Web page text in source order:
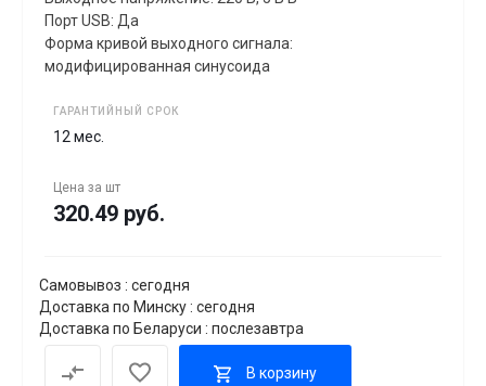
Порт USB: Да
Форма кривой выходного сигнала:
модифицированная синусоида
ГАРАНТИЙНЫЙ СРОК
12 мес.
Цена за шт
320.49 руб.
Самовывоз : сегодня
Доставка по Минску : сегодня
Доставка по Беларуси : послезавтра
В корзину